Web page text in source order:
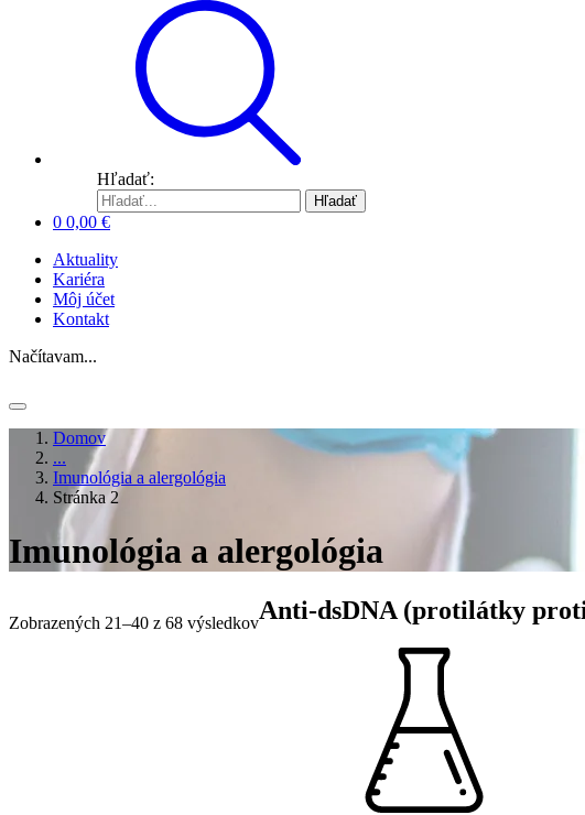
Hľadať:
Hľadať
0 0,00 €
Aktuality
Kariéra
Môj účet
Kontakt
Načítavam...
Domov
...
Imunológia a alergológia
Stránka 2
Imunológia a alergológia
Zobrazených 21–40 z 68 výsledkovAnti-dsDNA (protilátky